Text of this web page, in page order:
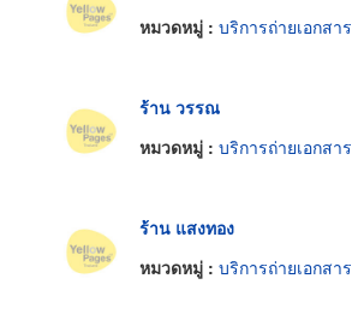
หมวดหมู่ : บริการถ่ายเอกสาร
ร้าน วรรณ
หมวดหมู่ : บริการถ่ายเอกสาร
ร้าน แสงทอง
หมวดหมู่ : บริการถ่ายเอกสาร